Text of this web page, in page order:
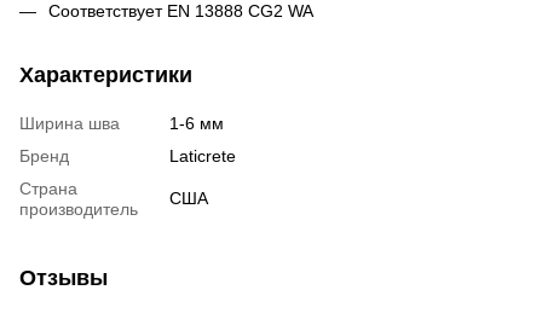
Соответствует EN 13888 CG2 WA
Характеристики
Ширина шва
1-6 мм
Бренд
Laticrete
Страна
производитель
США
Отзывы